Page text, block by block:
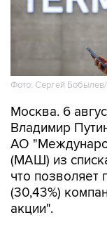
Фото: Сергей
Москва. 6
Владимир
АО
(МАШ) из
что позволяет
(30,43%)
акции".